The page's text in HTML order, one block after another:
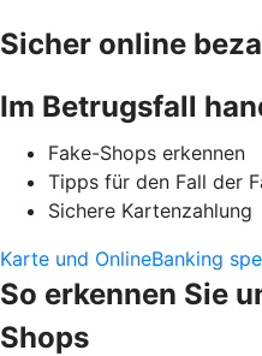
Sicher online
Im Betrugsfall
Fake-Shops erkennen
Tipps für den Fall der
Sichere Kartenzahlung
Karte und OnlineBanking
So erkennen Sie
Shops